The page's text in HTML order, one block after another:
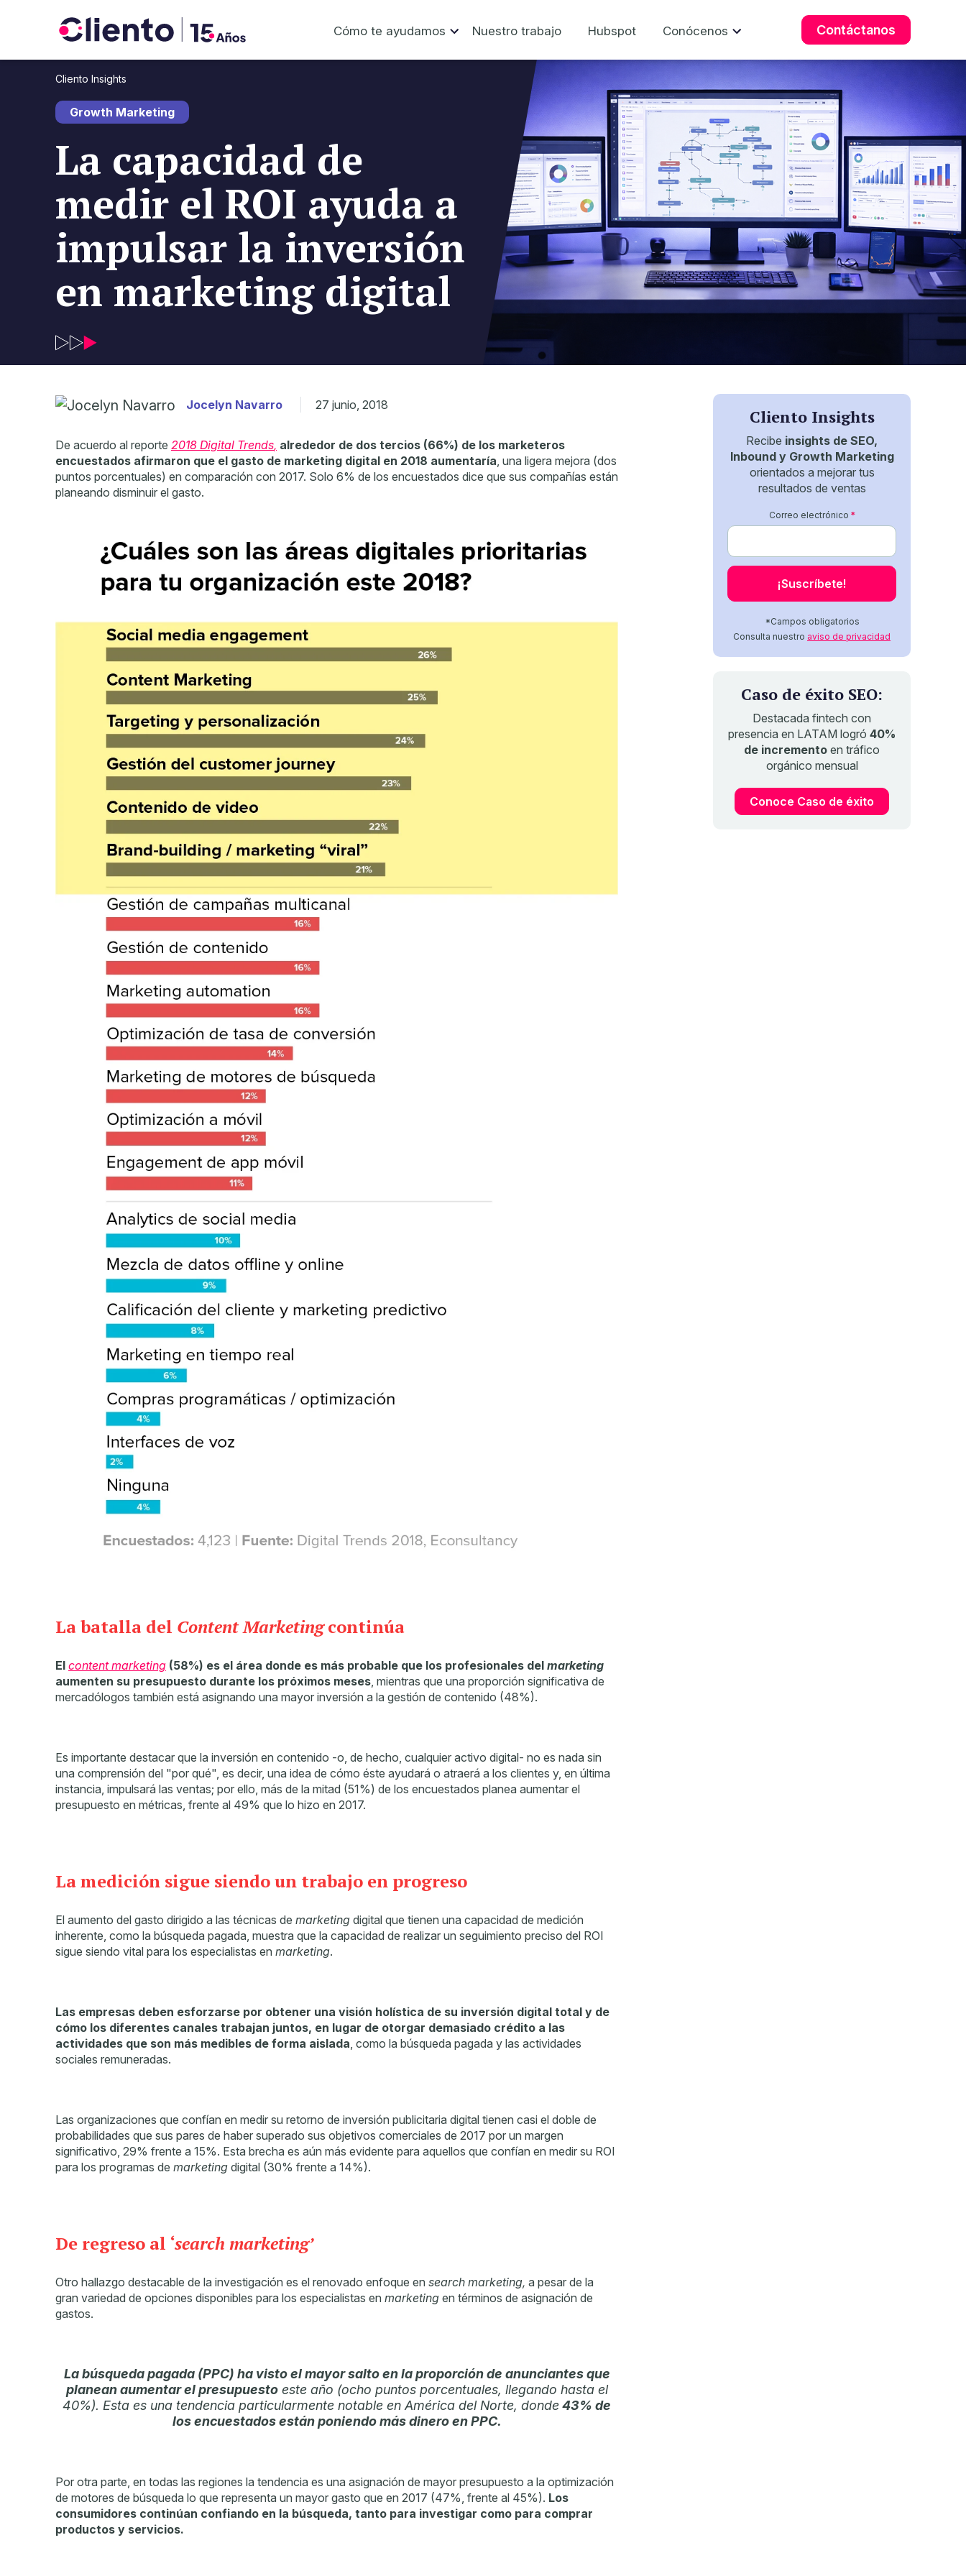
Cómo te ayudamos Nuestro trabajo Hubspot Conócenos Contáctanos
Cliento Insights
Growth Marketing
La capacidad de
medir el ROI ayuda a
impulsar la inversión
en marketing digital
Jocelyn Navarro 27 junio, 2018
De acuerdo al reporte 2018 Digital Trends, alrededor de dos tercios (66%) de los marketeros
encuestados afirmaron que el gasto de marketing digital en 2018 aumentaría , una ligera mejora (dos
puntos porcentuales) en comparación con 2017. Solo 6% de los encuestados dice que sus compañías están
planeando disminuir el gasto.
La batalla del Content Marketingcontinúa
El content marketing (58%) es el área donde es más probable que los profesionales del marketing
aumenten su presupuesto durante los próximos meses, mientras que una proporción significativa de
mercadólogos también está asignando una mayor inversión a la gestión de contenido (48%).
Es importante destacar que la inversión en contenido -o, de hecho, cualquier activo digital- no es nada sin
una comprensión del "por qué", es decir, una idea de cómo éste ayudará o atraerá a los clientes y, en última
instancia, impulsará las ventas; por ello, más de la mitad (51%) de los encuestados planea aumentar el
presupuesto en métricas, frente al 49% que lo hizo en 2017.
La medición sigue siendo un trabajo en progreso
El aumento del gasto dirigido a las técnicas de marketing digital que tienen una capacidad de medición
inherente, como la búsqueda pagada, muestra que la capacidad de realizar un seguimiento preciso del ROI
sigue siendo vital para los especialistas en marketing.
Las empresas deben esforzarse por obtener una visión holística de su inversión digital total y de
cómo los diferentes canales trabajan juntos, en lugar de otorgar demasiado crédito a las
actividades que son más medibles de forma aislada, como la búsqueda pagada y las actividades
sociales remuneradas.
Las organizaciones que confían en medir su retorno de inversión publicitaria digital tienen casi el doble de
probabilidades que sus pares de haber superado sus objetivos comerciales de 2017 por un margen
significativo, 29% frente a 15%. Esta brecha es aún más evidente para aquellos que confían en medir su ROI
para los programas de marketing digital (30% frente a 14%).
De regreso al ‘search marketing’
Otro hallazgo destacable de la investigación es el renovado enfoque en search marketing, a pesar de la
gran variedad de opciones disponibles para los especialistas en marketing en términos de asignación de
gastos.
La búsqueda pagada (PPC) ha visto el mayor salto en la proporción de anunciantes que
planean aumentar el presupuestoeste año (ocho puntos porcentuales, llegando hasta el
40%). Esta es una tendencia particularmente notable en América del Norte, donde43% de
los encuestados están poniendo más dinero en PPC.
Por otra parte, en todas las regiones la tendencia es una asignación de mayor presupuesto a la optimización
de motores de búsqueda lo que representa un mayor gasto que en 2017 (47%, frente al 45%). Los
consumidores continúan confiando en la búsqueda, tanto para investigar como para comprar
productos y servicios.
Caso de éxito SEO:
Destacada fintech con
presencia en LATAM logró 40%
de incremento en tráfico
orgánico mensual
Conoce Caso de éxito
Cliento Insights
Recibe insights de SEO,
Inbound y Growth Marketing
orientados a mejorar tus
resultados de ventas
Correo electrónico *
*Campos obligatorios
Consulta nuestro aviso de privacidad